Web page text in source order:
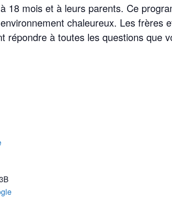
18 mois et à leurs parents. Ce
chaleureux. Les frères
répondre à toutes les questions que